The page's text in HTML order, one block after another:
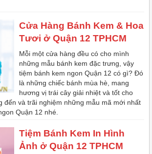
Cửa Hàng Bánh Kem & Hoa
Tươi ở Quận 12 TPHCM
Mỗi một cửa hàng đều có cho mình
những mẫu bánh kem đặc trưng, vậy
tiệm bánh kem ngon Quận 12 có gì? Đó
là những chiếc bánh mùa hè, mang
hương vị trái cây giải nhiệt và tốt cho
đến và trãi nghiệm những mẫu mã mới nhất
Quận 12 nhé.
Tiệm Bánh Kem In Hình
Ảnh ở Quận 12 TPHCM